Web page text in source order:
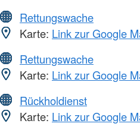
Rettungswache
Karte: Link zur Google
Rettungswache
Karte: Link zur Google
Rückholdienst
Karte: Link zur Google